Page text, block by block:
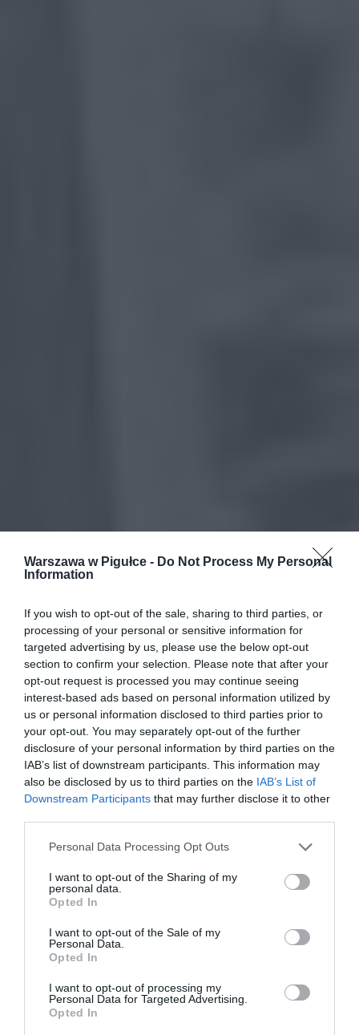
Warszawa w Pigułce - Do Not Process My Personal
Information
If you wish to opt-out of the sale, sharing to third parties, or
processing of your personal or sensitive information for
targeted advertising by us, please use the below opt-out
section to confirm your selection. Please note that after your
opt-out request is processed you may continue seeing
interest-based ads based on personal information utilized by
us or personal information disclosed to third parties prior to
your opt-out. You may separately opt-out of the further
disclosure of your personal information by third parties on the
IAB’s list of downstream participants. This information may
also be disclosed by us to third parties on the IAB’s List of
Downstream Participants that may further disclose it to other
Personal Data Processing Opt Outs
I want to opt-out of the Sharing of my
personal data.
Opted In
I want to opt-out of the Sale of my
Personal Data.
Opted In
I want to opt-out of processing my
Personal Data for Targeted Advertising.
Opted In